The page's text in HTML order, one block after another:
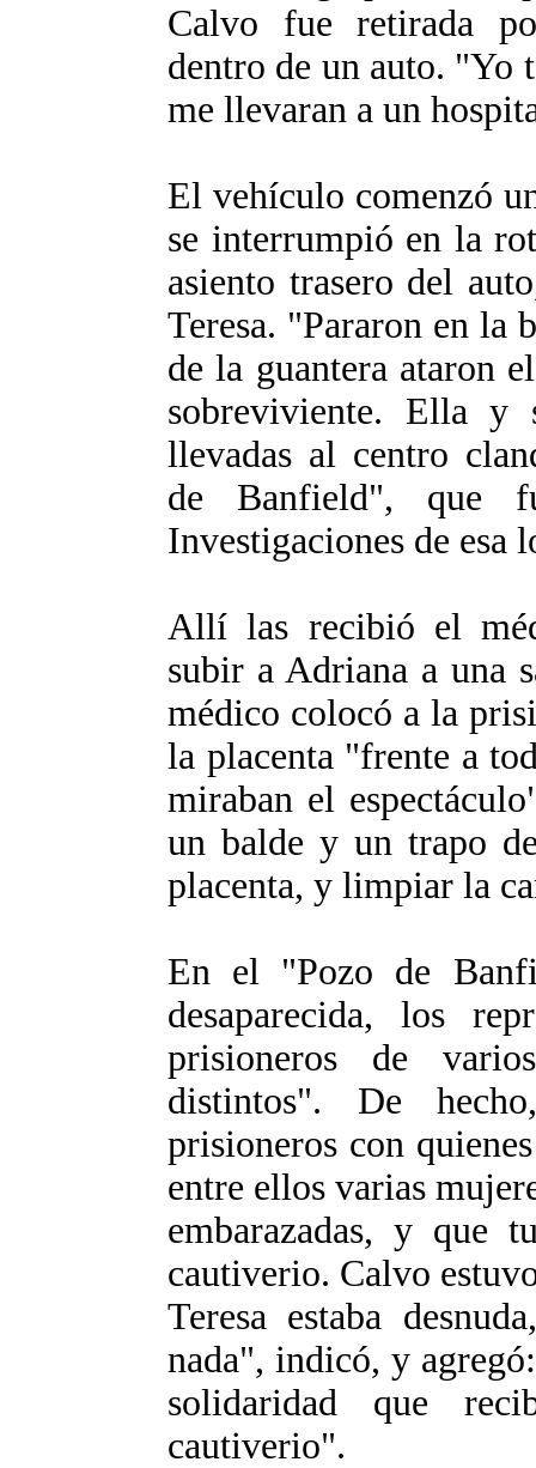
Calvo fue retirada
dentro de un auto. "Yo
me llevaran a un
El vehículo comenzó
se interrumpió en la
asiento trasero del
Teresa. "Pararon en la
de la guantera ataron
sobreviviente. Ella y
llevadas al centro
de Banfield", que
Investigaciones de esa
Allí las recibió el
subir a Adriana a una
médico colocó a la
la placenta "frente a
miraban el
un balde y un trapo
placenta, y limpiar la
En el "Pozo de
desaparecida, los
prisioneros de
distintos". De
prisioneros con
entre ellos varias
embarazadas, y que
cautiverio. Calvo
Teresa estaba
nada", indicó, y
solidaridad que
cautiverio".